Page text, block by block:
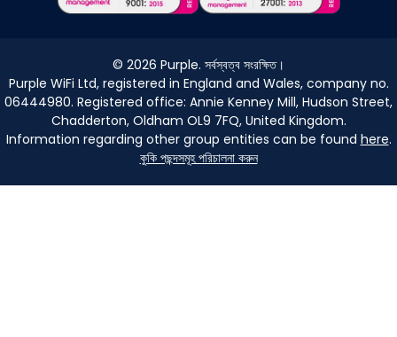
© 2026 Purple. সর্বস্বত্ব সংরক্ষিত।
Purple WiFi Ltd, registered in England and Wales, company no.
06444980. Registered office: Annie Kenney Mill, Hudson Street,
Chadderton, Oldham OL9 7FQ, United Kingdom.
Information regarding other group entities can be found here.
কুকি পছন্দসমূহ পরিচালনা করুন